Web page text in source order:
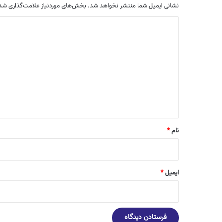
نشانی ایمیل شما منتشر نخواهد شد. بخش‌های موردنیاز علامت‌گذاری
نام*
ایمیل*